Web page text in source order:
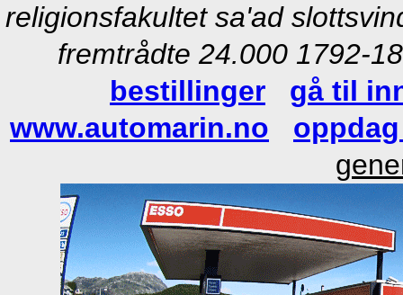
religionsfakultet sa'ad
fremtrådte 24.000 1792-
bestillinger
gå til
www.automarin.no